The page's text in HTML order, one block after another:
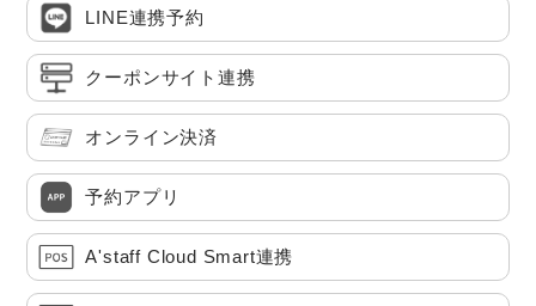
LINE連携予約
クーポンサイト連携
オンライン決済
予約アプリ
A'staff Cloud Smart連携